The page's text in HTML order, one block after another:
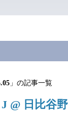
」の記事一覧
@ 日比谷